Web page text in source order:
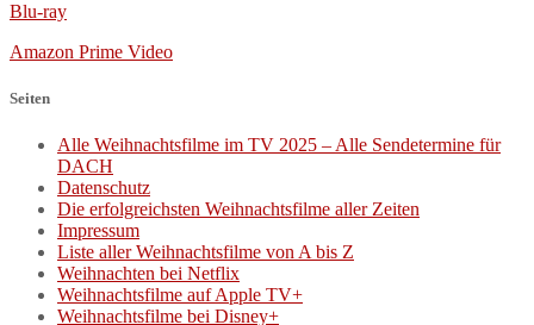
Blu-ray
Amazon Prime Video
Seiten
Alle Weihnachtsfilme im TV 2025 – Alle Sendetermine für
DACH
Datenschutz
Die erfolgreichsten Weihnachtsfilme aller Zeiten
Impressum
Liste aller Weihnachtsfilme von A bis Z
Weihnachten bei Netflix
Weihnachtsfilme auf Apple TV+
Weihnachtsfilme bei Disney+